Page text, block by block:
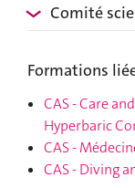
Comité
Formations
CAS-Care
Hyperbaric
CAS-
CAS-Diving